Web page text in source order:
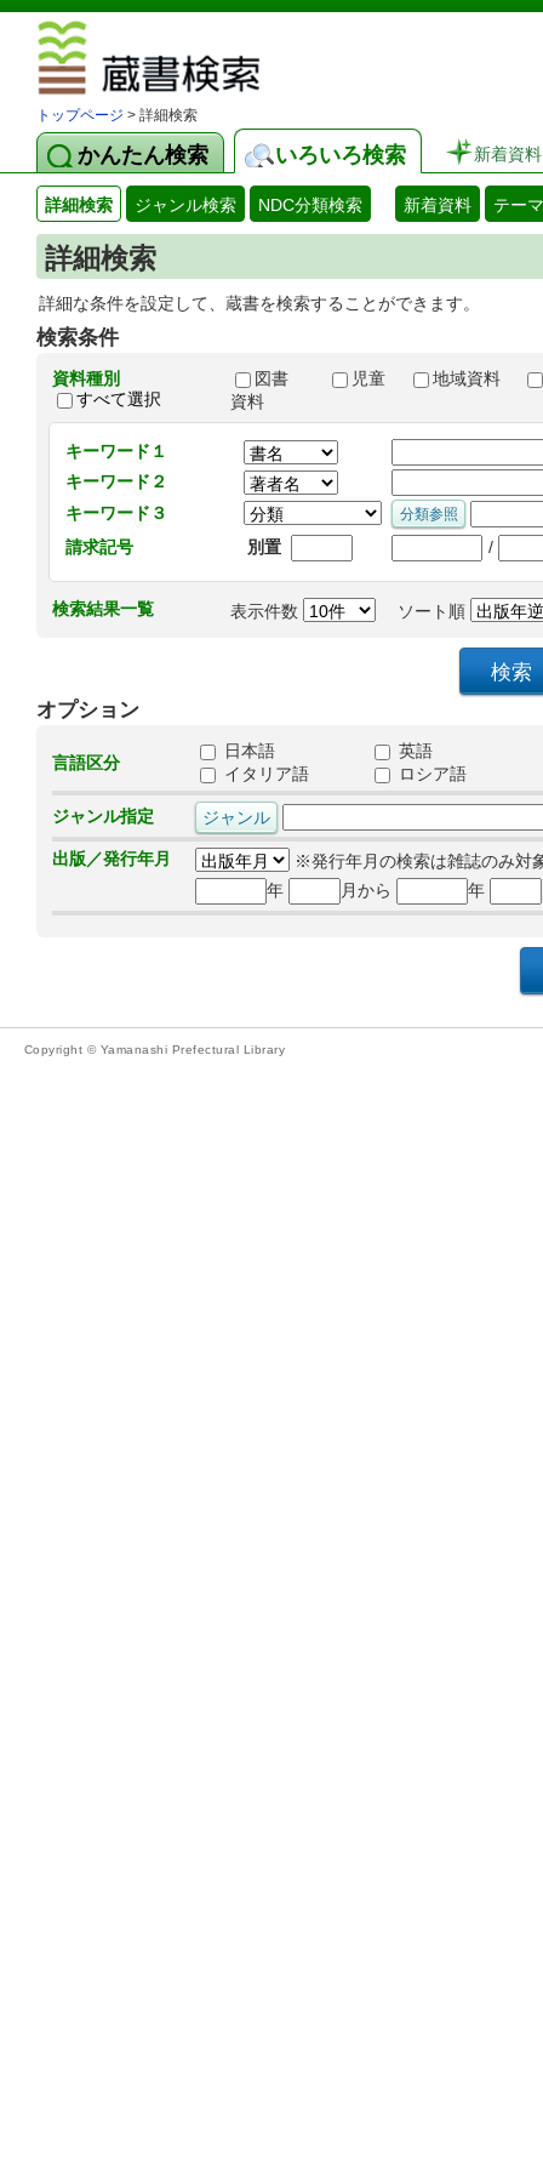
トップページ > 詳細検索
かんたん検索 いろいろ検索 新着資料
詳細検索 ジャンル検索 NDC分類検索 新着資料 テー
詳細検索
詳細な条件を設定して、蔵書を検索することができます。
検索条件
資料種別
すべて選択
図書 児童
地域資料
資料
キーワード１
キーワード２
キーワード３
請求記号
別置 /
検索結果一覧 表示件数 ソート順
オプション
言語区分
日本語
英語
イタリア語
ロシア語
ジャンル指定
出版／発行年月
※発行年月の検索は雑誌のみ対
年
月から 年
Copyright © Yamanashi Prefectural Library